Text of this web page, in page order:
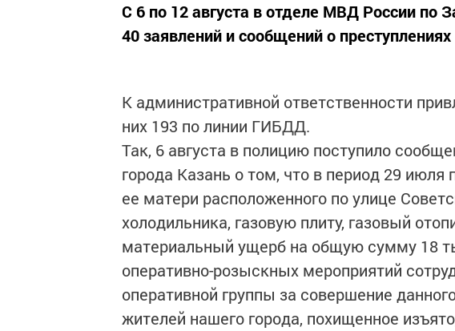
С 6 по 12 августа в отделе МВД России по
40 заявлений и сообщений о
К административной ответственности
них 193 по линии ГИБДД.
Так, 6 августа в полицию поступило
города Казань о том, что в период 29 июля
ее матери расположенного по улице
холодильника, газовую плиту, газовый
материальный ущерб на общую сумму 18
оперативно-розыскных мероприятий
оперативной группы за совершение
жителей нашего города, похищенное